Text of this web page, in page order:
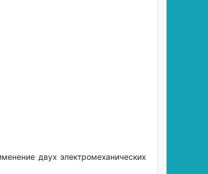
двух электромеханических